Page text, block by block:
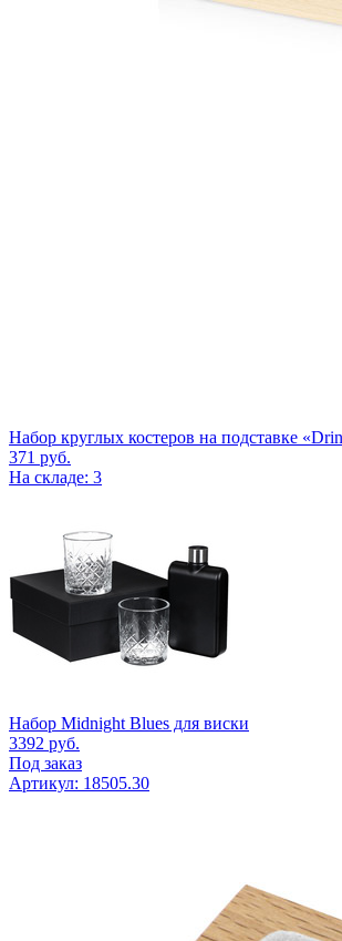
Набор круглых костеров на подставке
371 руб.
На складе: 3
Набор Midnight Blues для виски
3392 руб.
Под заказ
Артикул: 18505.30